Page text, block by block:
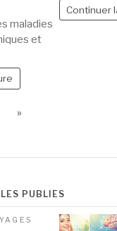
maladies
et
Continuer
»
PUBLIÉS